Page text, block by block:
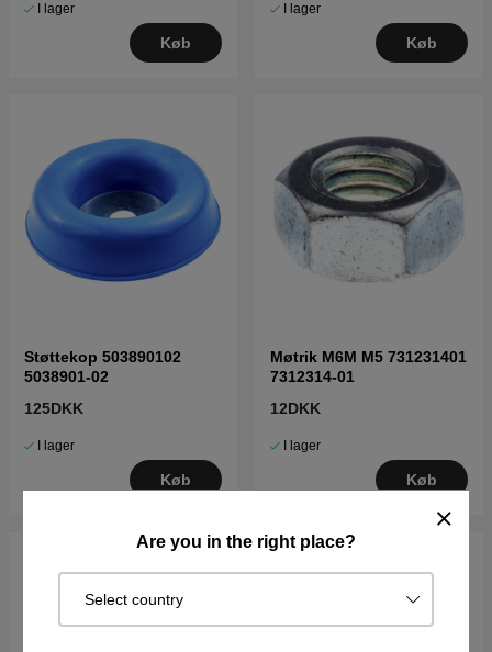
Are you in the right place?
Select country
I lager
Køb
I lager
Køb
Støttekop 503890102
5038901-02
125DKK
I lager
Køb
Møtrik M6M M5 731231401
7312314-01
12DKK
I lager
Køb